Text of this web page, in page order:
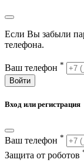
Если Вы забыли
телефона.
Ваш телефон *
Войти
Вход или регистрация
Ваш телефон *
Защита от роботов